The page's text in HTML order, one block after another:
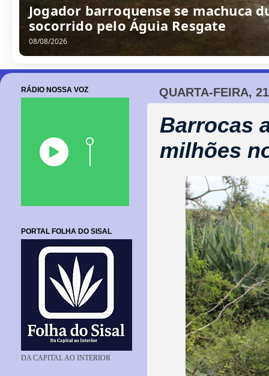
Jogador barroquense se machuca
socorrido pelo Águia Resgate
08/08/2026
QUARTA-FEIRA,
Barrocas
milhões
RÁDIO NOSSA VOZ
PORTAL FOLHA DO SISAL
DA CAPITAL AO INTERIOR